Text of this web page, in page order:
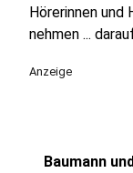
Hörerinnen und
nehmen ...
Anzeige
Baumann